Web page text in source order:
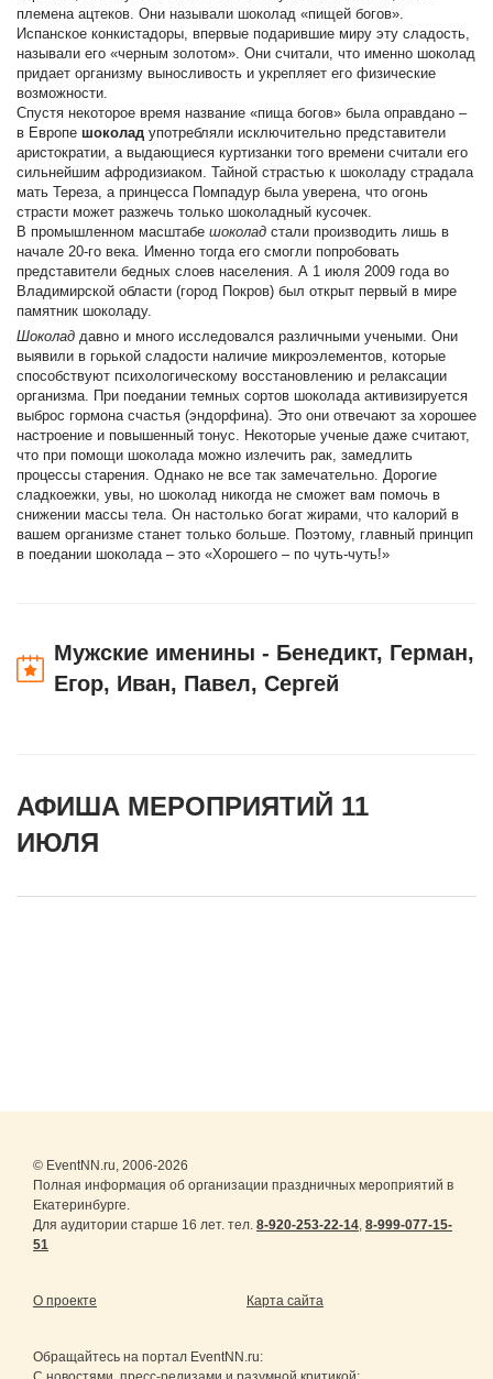
племена ацтеков. Они называли шоколад «пищей богов».
Испанское конкистадоры, впервые подарившие миру эту сладость,
называли его «черным золотом». Они считали, что именно шоколад
придает организму выносливость и укрепляет его физические
возможности.
Спустя некоторое время название «пища богов» была оправдано –
в Европе шоколад употребляли исключительно представители
аристократии, а выдающиеся куртизанки того времени считали его
сильнейшим афродизиаком. Тайной страстью к шоколаду страдала
мать Тереза, а принцесса Помпадур была уверена, что огонь
страсти может разжечь только шоколадный кусочек.
В промышленном масштабе шоколад стали производить лишь в
начале 20-го века. Именно тогда его смогли попробовать
представители бедных слоев населения. А 1 июля 2009 года во
Владимирской области (город Покров) был открыт первый в мире
памятник шоколаду.
Шоколад давно и много исследовался различными учеными. Они
выявили в горькой сладости наличие микроэлементов, которые
способствуют психологическому восстановлению и релаксации
организма. При поедании темных сортов шоколада активизируется
выброс гормона счастья (эндорфина). Это они отвечают за хорошее
настроение и повышенный тонус. Некоторые ученые даже считают,
что при помощи шоколада можно излечить рак, замедлить
процессы старения. Однако не все так замечательно. Дорогие
сладкоежки, увы, но шоколад никогда не сможет вам помочь в
снижении массы тела. Он настолько богат жирами, что калорий в
вашем организме станет только больше. Поэтому, главный принцип
в поедании шоколада – это «Хорошего – по чуть-чуть!»
Мужские именины - Бенедикт, Герман,
Егор, Иван, Павел, Сергей
АФИША МЕРОПРИЯТИЙ 11
ИЮЛЯ
© EventNN.ru, 2006-2026
Полная информация об организации праздничных мероприятий в
Екатеринбурге.
Для аудитории старше 16 лет. тел. 8-920-253-22-14, 8-999-077-15-
51
О проекте Карта сайта
Обращайтесь на портал EventNN.ru: